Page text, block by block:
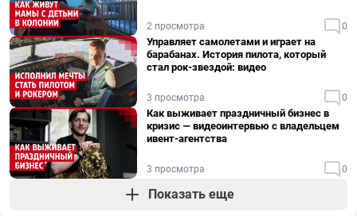
2 просмотра 0
Управляет самолетами и играет на
барабанах. История пилота, который
стал рок-звездой: видео
3 просмотра 0
Как выживает праздничный бизнес в
кризис — видеоинтервью с владельцем
ивент-агентства
3 просмотра 0
Показать еще